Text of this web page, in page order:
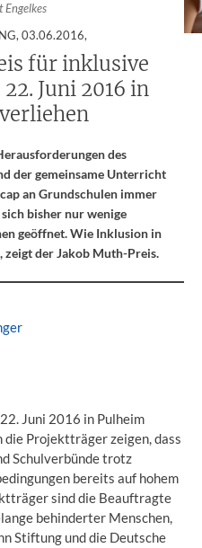
Engelkes
03.06.2016,
für inklusive
Juni 2016 in
des
der gemeinsame Unterricht
an Grundschulen immer
bisher nur wenige
geöffnet. Wie Inklusion in
zeigt der Jakob Muth-Preis.
Juni 2016 in Pulheim
Projektträger zeigen, dass
Schulverbünde trotz
bereits auf hohem
sind die Beauftragte
behinderter Menschen,
Stiftung und die Deutsche